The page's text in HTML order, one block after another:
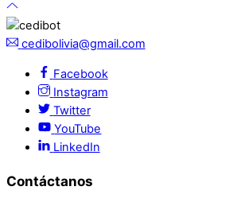
cedibolivia@gmail.com
Facebook
Instagram
Twitter
YouTube
LinkedIn
Contáctanos